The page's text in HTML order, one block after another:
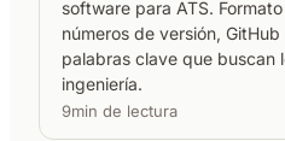
software para ATS.
números de versión,
palabras clave que buscan
ingeniería.
9min de lectura